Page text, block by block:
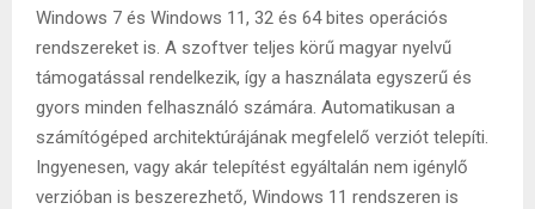
Windows 7 és Windows 11, 32 és 64 bites operációs
rendszereket is. A szoftver teljes körű magyar nyelvű
támogatással rendelkezik, így a használata egyszerű és
gyors minden felhasználó számára. Automatikusan a
számítógéped architektúrájának megfelelő verziót telepíti.
Ingyenesen, vagy akár telepítést egyáltalán nem igénylő
verzióban is beszerezhető, Windows 11 rendszeren is